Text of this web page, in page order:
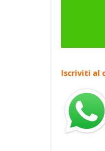
Iscriviti al